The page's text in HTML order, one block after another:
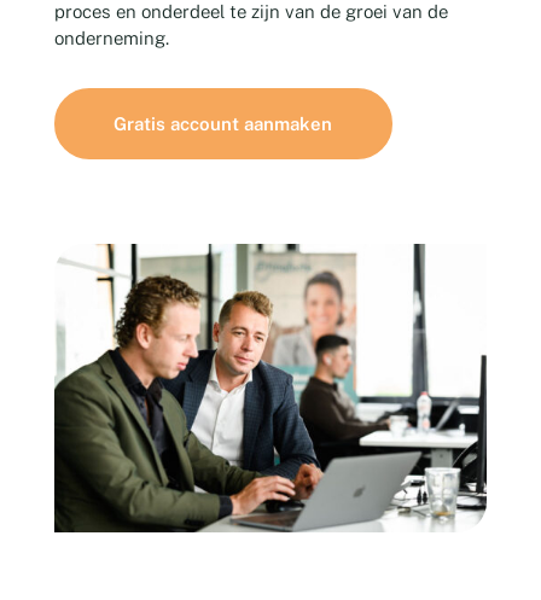
proces en onderdeel te zijn van de groei van de
onderneming.
Gratis account aanmaken